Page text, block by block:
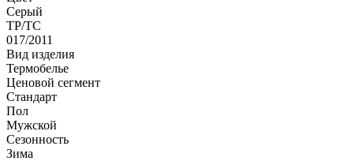
Серый
ТР/ТС
017/2011
Вид изделия
Термобелье
Ценовой сегмент
Стандарт
Пол
Мужской
Сезонность
Зима